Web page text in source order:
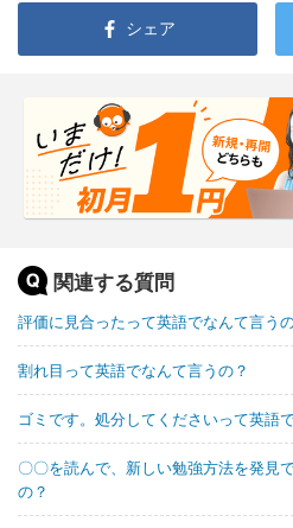
シェア
関連する質問
評価に見合ったって英語でなんて言う
割れ目って英語でなんて言うの？
ゴミです。処分してくださいって英語
〇〇を読んで、新しい勉強方法を発見
の？